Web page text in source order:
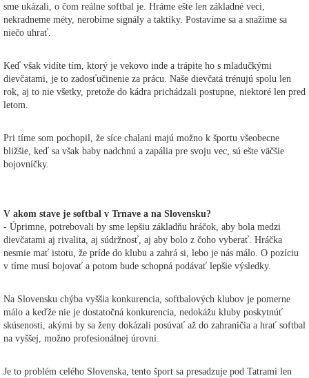
sme ukázali, o čom reálne softbal je. Hráme ešte len základné veci,
nekradneme méty, nerobíme signály a taktiky. Postavíme sa a snažíme sa
niečo uhrať.
Keď však vidíte tím, ktorý je vekovo inde a trápite ho s mladučkými
dievčatami, je to zadosťučinenie za prácu. Naše dievčatá trénujú spolu len
rok, aj to nie všetky, pretože do kádra prichádzali postupne, niektoré len pred
letom.
Pri tíme som pochopil, že síce chalani majú možno k športu všeobecne
bližšie, keď sa však baby nadchnú a zapália pre svoju vec, sú ešte väčšie
bojovníčky.
V akom stave je softbal v Trnave a na Slovensku?
- Úprimne, potrebovali by sme lepšiu základňu hráčok, aby bola medzi
dievčatami aj rivalita, aj súdržnosť, aj aby bolo z čoho vyberať. Hráčka
nesmie mať istotu, že príde do klubu a zahrá si, lebo je nás málo. O pozíciu
v tíme musí bojovať a potom bude schopná podávať lepšie výsledky.
Na Slovensku chýba vyššia konkurencia, softbalových klubov je pomerne
málo a keďže nie je dostatočná konkurencia, nedokážu kluby poskytnúť
skúsenosti, akými by sa ženy dokázali posúvať až do zahraničia a hrať softbal
na vyššej, možno profesionálnej úrovni.
Je to problém celého Slovenska, tento šport sa presadzuje pod Tatrami len